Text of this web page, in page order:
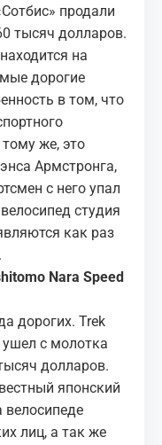
продали
тысяч долларов.
на
дорогие
в том, что
же, это
Армстронга,
с него упал
студия
как раз
Nara Speed
дорогих. Trek
ушел с молотка
долларов.
японский
лиц, а так же